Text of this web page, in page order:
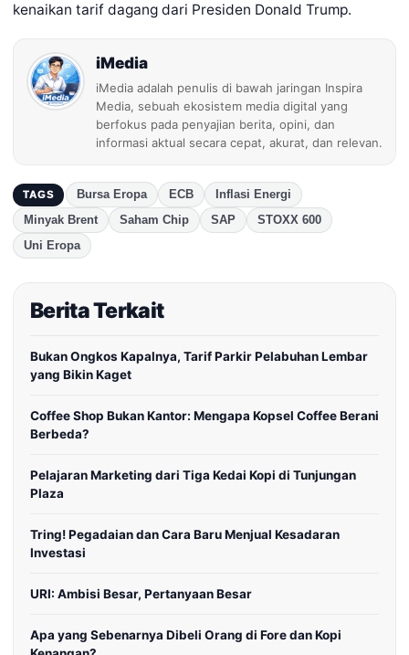
kenaikan tarif dagang dari Presiden Donald Trump.
iMedia
iMedia adalah penulis di bawah jaringan Inspira
Media, sebuah ekosistem media digital yang
berfokus pada penyajian berita, opini, dan
informasi aktual secara cepat, akurat, dan relevan.
TAGS Bursa Eropa ECB
Inflasi Energi
Minyak Brent
Saham Chip SAP
STOXX 600
Uni Eropa
Berita Terkait
Bukan Ongkos Kapalnya, Tarif Parkir Pelabuhan Lembar
yang Bikin Kaget
Coffee Shop Bukan Kantor: Mengapa Kopsel Coffee Berani
Berbeda?
Pelajaran Marketing dari Tiga Kedai Kopi di Tunjungan
Plaza
Tring! Pegadaian dan Cara Baru Menjual Kesadaran
Investasi
URI: Ambisi Besar, Pertanyaan Besar
Apa yang Sebenarnya Dibeli Orang di Fore dan Kopi